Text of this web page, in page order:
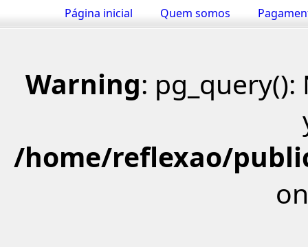
Página inicial Quem somos
Warning:
/home/reflexao/